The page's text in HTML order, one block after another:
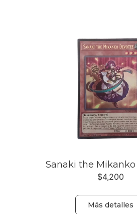
Sanaki the
$4,200
Más detalles